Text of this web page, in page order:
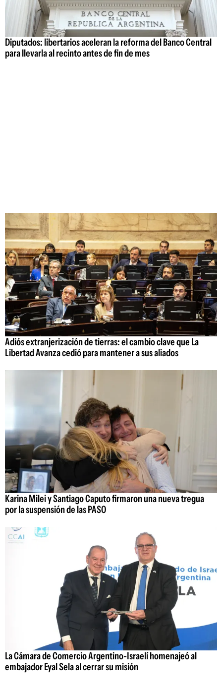
Diputados: libertarios aceleran la reforma del Banco Central
para llevarla al recinto antes de fin de mes
Adiós extranjerización de tierras: el cambio clave que La
Libertad Avanza cedió para mantener a sus aliados
Karina Milei y Santiago Caputo firmaron una nueva tregua
por la suspensión de las PASO
La Cámara de Comercio Argentino-Israelí homenajeó al
embajador Eyal Sela al cerrar su misión